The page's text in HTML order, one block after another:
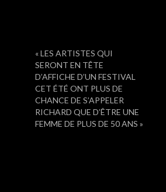
« LES ARTISTES QUI
SERONT EN TÊTE
D’AFFICHE D’UN FESTIVAL
CET ÉTÉ ONT PLUS DE
CHANCE DE S’APPELER
RICHARD QUE D’ÊTRE UNE
FEMME DE PLUS DE 50 ANS »